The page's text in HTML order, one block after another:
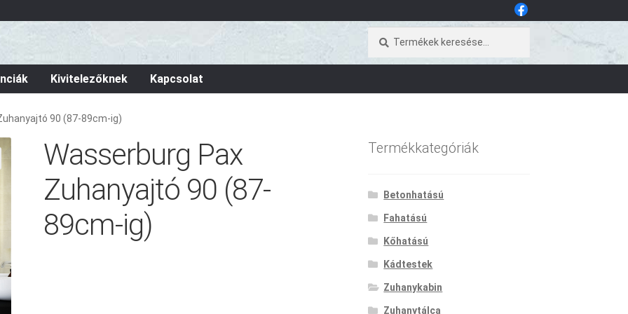
következőre:
Kivitelezőknek Kapcsolat
90 (87-89cm-ig)
Wasserburg Pax
Zuhanyajtó 90 (87-
89cm-ig)
Termékkategóriák
Betonhatású
Fahatású
Kőhatású
Kádtestek
Zuhanykabin
Zuhanytálca